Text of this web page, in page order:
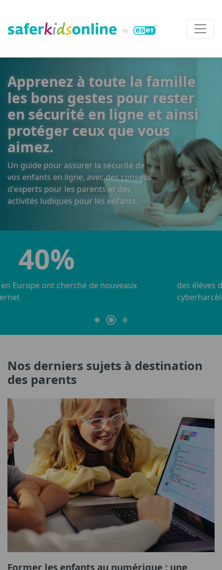
Apprenez à toute la famille
les bons gestes pour rester
en sécurité en ligne et ainsi
protéger ceux que vous
aimez.
Un guide pour assurer la sécurité de
vos enfants en ligne, avec des conseils
d'experts pour les parents et des
activités ludiques pour les enfants.
des élèves déclarent avoir été victimes de
cyberharcèlement
Nos derniers sujets à destination
des parents